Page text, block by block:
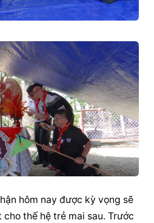
hôm nay được kỳ vọng sẽ
thế hệ trẻ mai sau. Trước